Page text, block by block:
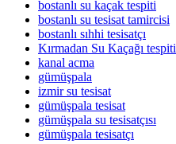
bostanlı su kaçak tespiti
bostanlı su tesisat tamircisi
bostanlı sıhhi tesisatçı
Kırmadan Su Kaçağı tespiti
kanal acma
gümüşpala
izmir su tesisat
gümüşpala tesisat
gümüşpala su tesisatçısı
gümüşpala tesisatçı